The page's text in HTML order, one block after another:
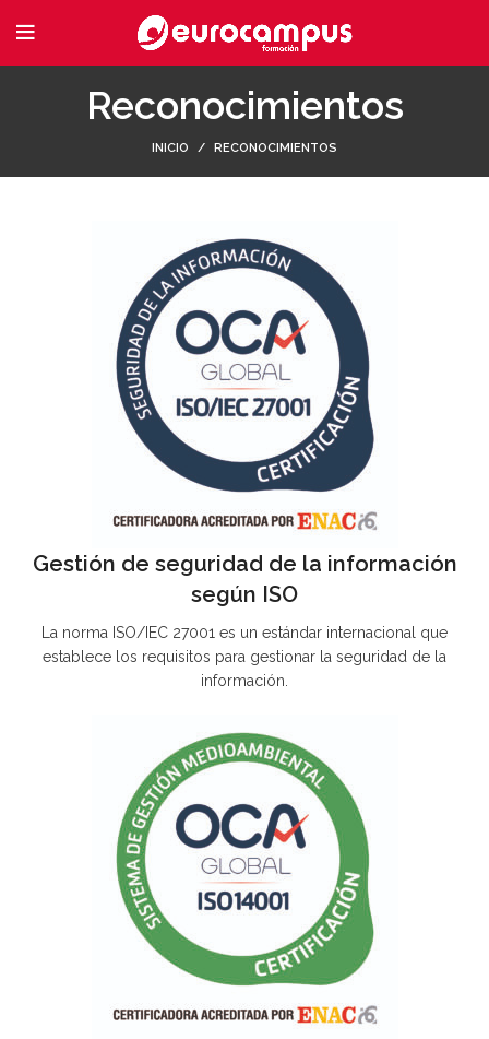
Reconocimientos
INICIO RECONOCIMIENTOS
Gestión de seguridad de la información
según ISO
La norma ISO/IEC 27001 es un estándar internacional que
establece los requisitos para gestionar la seguridad de la
información.